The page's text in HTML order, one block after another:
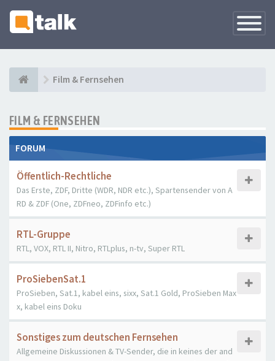
Film & Fernsehen
FILM & FERNSEHEN
FORUM
Öffentlich-Rechtliche
Das Erste, ZDF, Dritte (WDR, NDR etc.), Spartensender von A
RD & ZDF (One, ZDFneo, ZDFinfo etc.)
RTL-Gruppe
RTL, VOX, RTL II, Nitro, RTLplus, n-tv, Super RTL
ProSiebenSat.1
ProSieben, Sat.1, kabel eins, sixx, Sat.1 Gold, ProSieben Max
x, kabel eins Doku
Sonstiges zum deutschen Fernsehen
Allgemeine Diskussionen & TV-Sender, die in keines der and